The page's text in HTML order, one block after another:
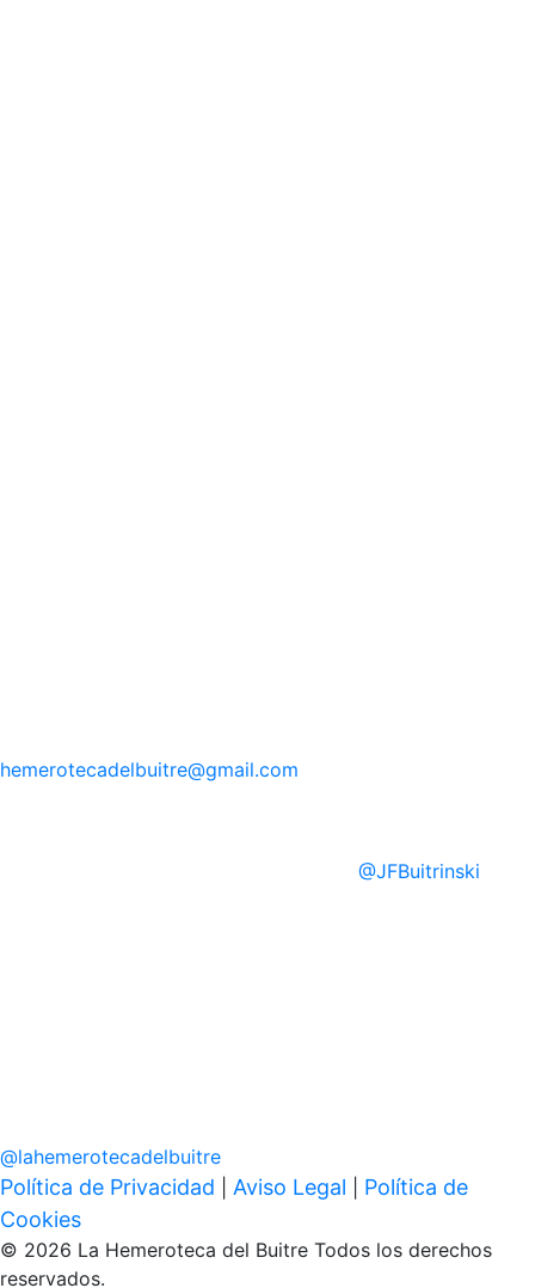
hemerotecadelbuitre@gmail.com
@JFBuitrinski
@lahemerotecadelbuitre
Política de Privacidad Aviso Legal
Política de
Cookies
© 2026 La Hemeroteca del Buitre Todos los derechos
reservados.